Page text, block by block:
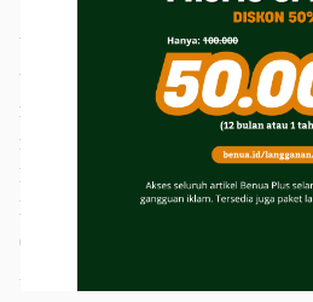
Wajarlah bila banyak kain
telah menjadi koleksi
negeri. Salah satunya di
memiliki koleksi 5.000
Indonesia, 2.000 diantaranya
Kain tenun Sumba, juga
dan museum di Belanda,
Amerika Serikat.